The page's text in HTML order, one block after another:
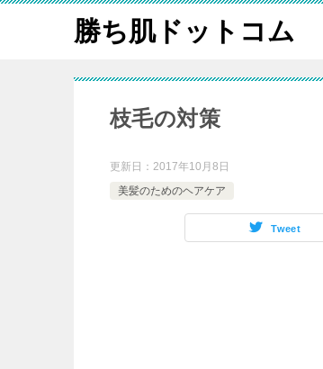
勝ち肌ドットコム
枝毛の対策
更新日： 2017年10月8日
美髪のためのヘアケア
Tweet